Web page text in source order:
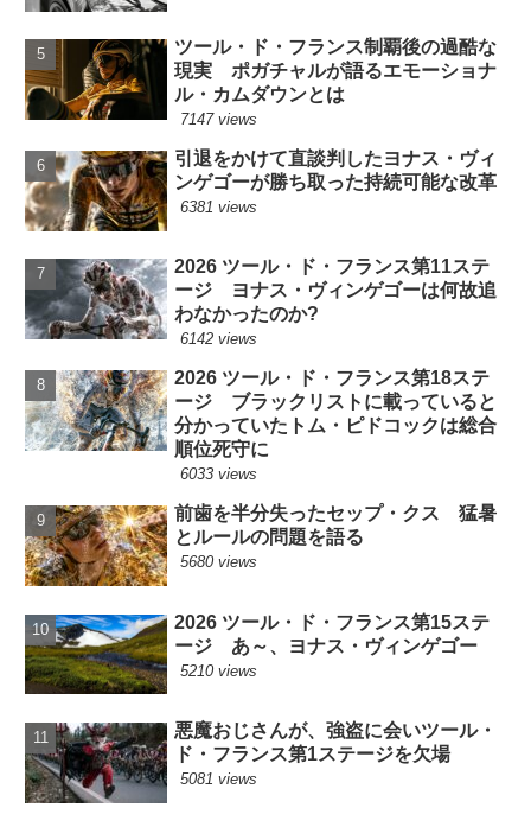
ツール・ド・フランス制覇後の過酷な
現実 ポガチャルが語るエモーショナ
ル・カムダウンとは
7147 views
引退をかけて直談判したヨナス・ヴィ
ンゲゴーが勝ち取った持続可能な改革
6381 views
2026 ツール・ド・フランス第11ステ
ージ ヨナス・ヴィンゲゴーは何故追
わなかったのか?
6142 views
2026 ツール・ド・フランス第18ステ
ージ ブラックリストに載っていると
分かっていたトム・ピドコックは総合
順位死守に
6033 views
前歯を半分失ったセップ・クス 猛暑
とルールの問題を語る
5680 views
2026 ツール・ド・フランス第15ステ
ージ あ～、ヨナス・ヴィンゲゴー
5210 views
悪魔おじさんが、強盗に会いツール・
ド・フランス第1ステージを欠場
5081 views